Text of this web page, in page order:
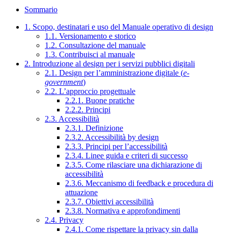
Sommario
1. Scopo, destinatari e uso del Manuale operativo di design
1.1. Versionamento e storico
1.2. Consultazione del manuale
1.3. Contribuisci al manuale
2. Introduzione al design per i servizi pubblici digitali
2.1. Design per l’amministrazione digitale (e-
government)
2.2. L’approccio progettuale
2.2.1. Buone pratiche
2.2.2. Principi
2.3. Accessibilità
2.3.1. Definizione
2.3.2. Accessibilità by design
2.3.3. Principi per l’accessibilità
2.3.4. Linee guida e criteri di successo
2.3.5. Come rilasciare una dichiarazione di
accessibilità
2.3.6. Meccanismo di feedback e procedura di
attuazione
2.3.7. Obiettivi accessibilità
2.3.8. Normativa e approfondimenti
2.4. Privacy
2.4.1. Come rispettare la privacy sin dalla